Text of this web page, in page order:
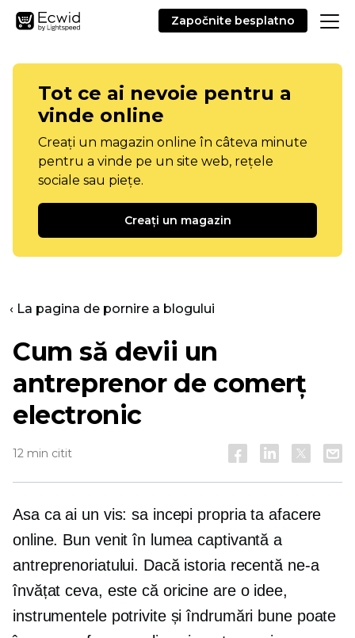
Započnite besplatno
Tot ce ai nevoie pentru a
vinde online
Creați un magazin online în câteva minute
pentru a vinde pe un site web, rețele
sociale sau piețe.
Creați un magazin
‹ La pagina de pornire a blogului
Cum să devii un
antreprenor de comerț
electronic
12 min citit
Asa ca ai un vis: sa incepi propria ta afacere
online. Bun venit în lumea captivantă a
antreprenoriatului. Dacă istoria recentă ne-a
învățat ceva, este că oricine are o idee,
instrumentele potrivite și îndrumări bune poate